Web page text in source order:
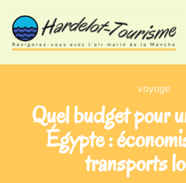
voyage
Quel budget pour
Égypte :
transports